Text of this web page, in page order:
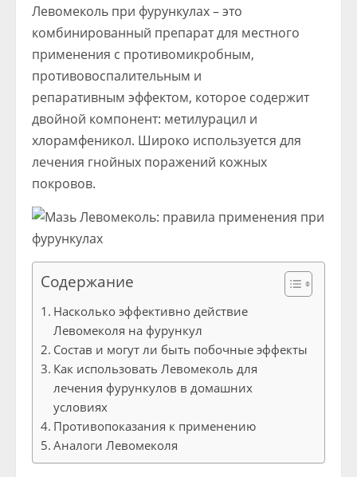
Левомеколь при фурункулах – это
комбинированный препарат для местного
применения с противомикробным,
противовоспалительным и
репаративным эффектом, которое содержит
двойной компонент: метилурацил и
хлорамфеникол. Широко используется для
лечения гнойных поражений кожных
покровов.
Содержание
Насколько эффективно действие
Левомеколя на фурункул
Состав и могут ли быть побочные эффекты
Как использовать Левомеколь для
лечения фурункулов в домашних
условиях
Противопоказания к применению
Аналоги Левомеколя